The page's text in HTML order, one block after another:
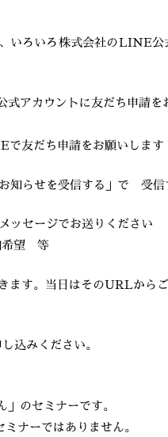
いろいろ株式会社のLINE
アカウントに友だち申請を
で友だち申請をお願いします
知らせを受信する」で 受
ッセージでお送りください
希望 等
ます。当日はそのURLから
込みください。
のセミナーです。
ナーではありません。